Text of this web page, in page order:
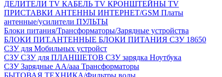
ДЕЛИТЕЛИ TV КАБЕЛЬ TV КРОНШТЕЙНЫ TV
ПРИСТАВКИ АНТЕННЫ ИНТЕРНЕТ/GSM Платы
антенные/усилители ПУЛЬТЫ
Блоки питания/Трансформаторы/Зарядные устройства
БЛОКИ ПИТ.АНТЕННЫЕ БЛОКИ ПИТАНИЯ СЗУ 18650
СЗУ для Мобильных устройст
СЗУСЗУ для ПЛАНШЕТОВ СЗУ зарядка Ноутбука
СЗУ Зарядные АА/ааа Трансформаторы
БЫТОВАЯ ТЕХНИКА/Фильтры воды